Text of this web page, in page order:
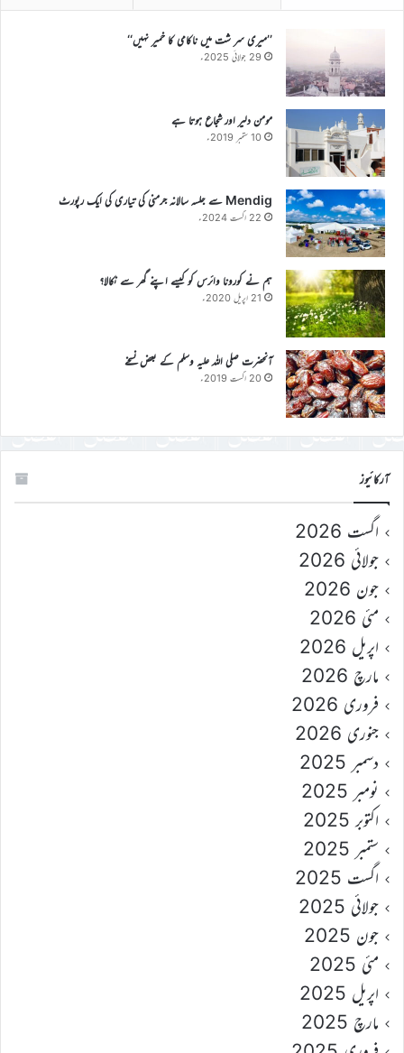
’’میری سر شت میں ناکامی کا خمیر نہیں‘‘
29 جولائی 2025ء
مومن دلیر اور شجاع ہوتا ہے
10 ستمبر 2019ء
Mendig سے جلسہ سالانہ جرمنی کی تیاری کی ایک رپورٹ
22 اگست 2024ء
ہم نے کورونا وائرس کو کیسے اپنے گھر سے نکالا؟
21 اپریل 2020ء
آنحضرت صلی اللہ علیہ وسلم کے بعض نسخے
20 اگست 2019ء
آرکائیوز
اگست 2026
جولائی 2026
جون 2026
مئی 2026
اپریل 2026
مارچ 2026
فروری 2026
جنوری 2026
دسمبر 2025
نومبر 2025
اکتوبر 2025
ستمبر 2025
اگست 2025
جولائی 2025
جون 2025
مئی 2025
اپریل 2025
مارچ 2025